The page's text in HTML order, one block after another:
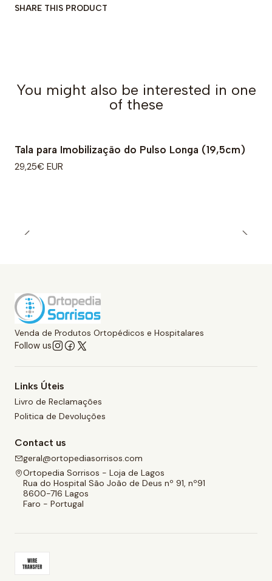
SHARE THIS PRODUCT
You might also be interested in one
of these
Tala para Imobilização do Pulso Longa (19,5cm)
29,25€ EUR
Venda de Produtos Ortopédicos e Hospitalares
Follow us
Links Úteis
Livro de Reclamações
Politica de Devoluções
Contact us
geral@ortopediasorrisos.com
Ortopedia Sorrisos - Loja de Lagos
Rua do Hospital São João de Deus nº 91, nº91
8600-716 Lagos
Faro - Portugal